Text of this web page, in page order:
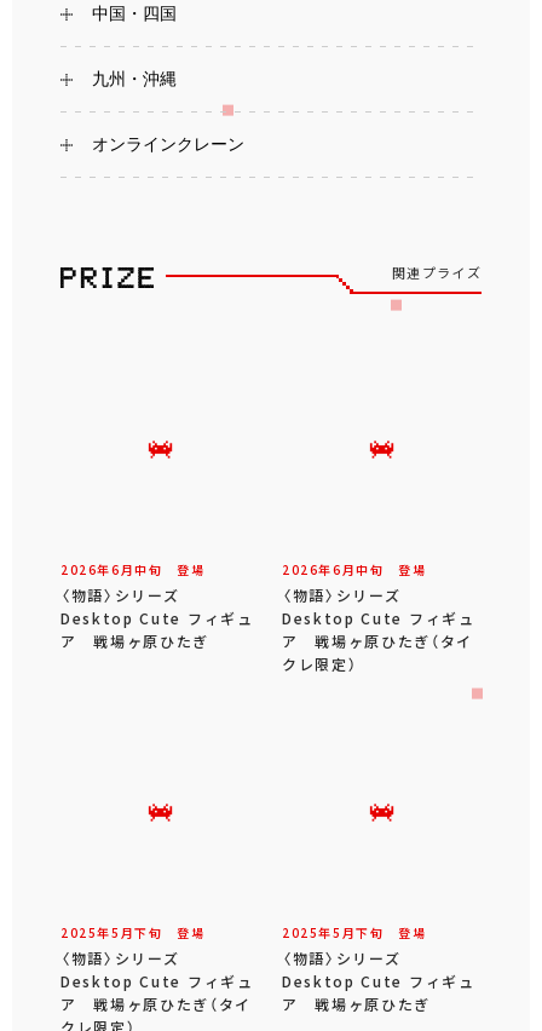
中国・四国
九州・沖縄
オンラインクレーン
関連プライズ
2026年6 月中旬 登場
〈物語〉シリーズ
Desktop Cute フィギュ
ア 戦場ヶ原ひたぎ
2026年6 月中旬 登場
〈物語〉シリーズ
Desktop Cute フィギュ
ア 戦場ヶ原ひたぎ（タイ
クレ限定）
2025年5 月下旬 登場
〈物語〉シリーズ
Desktop Cute フィギュ
ア 戦場ヶ原ひたぎ（タイ
2025年5 月下旬 登場
〈物語〉シリーズ
Desktop Cute フィギュ
ア 戦場ヶ原ひたぎ